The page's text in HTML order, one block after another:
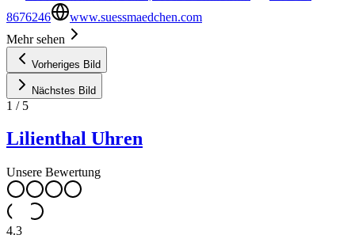
8676246
www.suessmaedchen.com
Mehr sehen
Vorheriges Bild
Nächstes Bild
1 / 5
Lilienthal Uhren
Unsere Bewertung
4.3